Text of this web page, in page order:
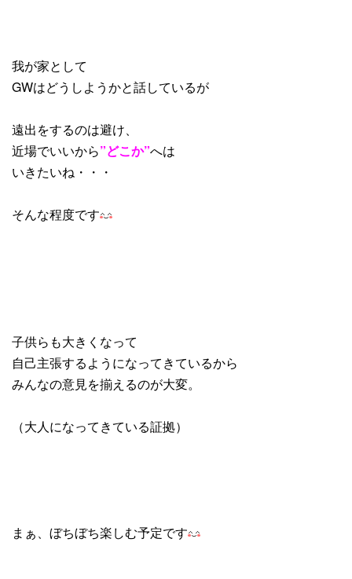
我が家として
GWはどうしようかと話しているが
遠出をするのは避け、
近場でいいから”どこか”へは
いきたいね・・・
そんな程度です
子供らも大きくなって
自己主張するようになってきているから
みんなの意見を揃えるのが大変。
（大人になってきている証拠）
まぁ、ぼちぼち楽しむ予定です